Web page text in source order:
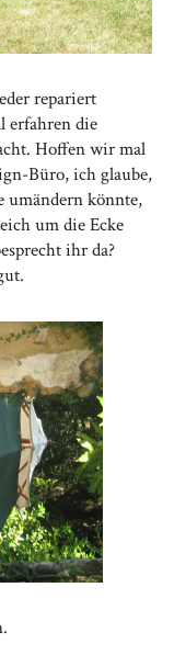
repariert
erfahren die
Hoffen wir mal
Büro, ich glaube,
umändern könnte,
um die Ecke
ihr da?